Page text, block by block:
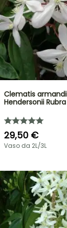
Clematis
Hendersonii Rubra
29,50 €
Vaso da 2L/3L